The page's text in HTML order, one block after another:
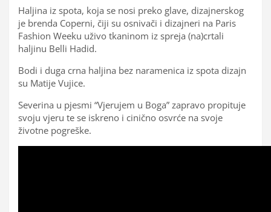
Haljina iz spota, koja se nosi preko glave, dizajnerskog
je brenda Coperni, čiji su osnivači i dizajneri na Paris
Fashion Weeku uživo tkaninom iz spreja (na)crtali
haljinu Belli Hadid.
Bodi i duga crna haljina bez naramenica iz spota dizajn
su Matije Vujice.
Severina u pjesmi “Vjerujem u Boga” zapravo propituje
svoju vjeru te se iskreno i cinično osvrće na svoje
životne pogreške.